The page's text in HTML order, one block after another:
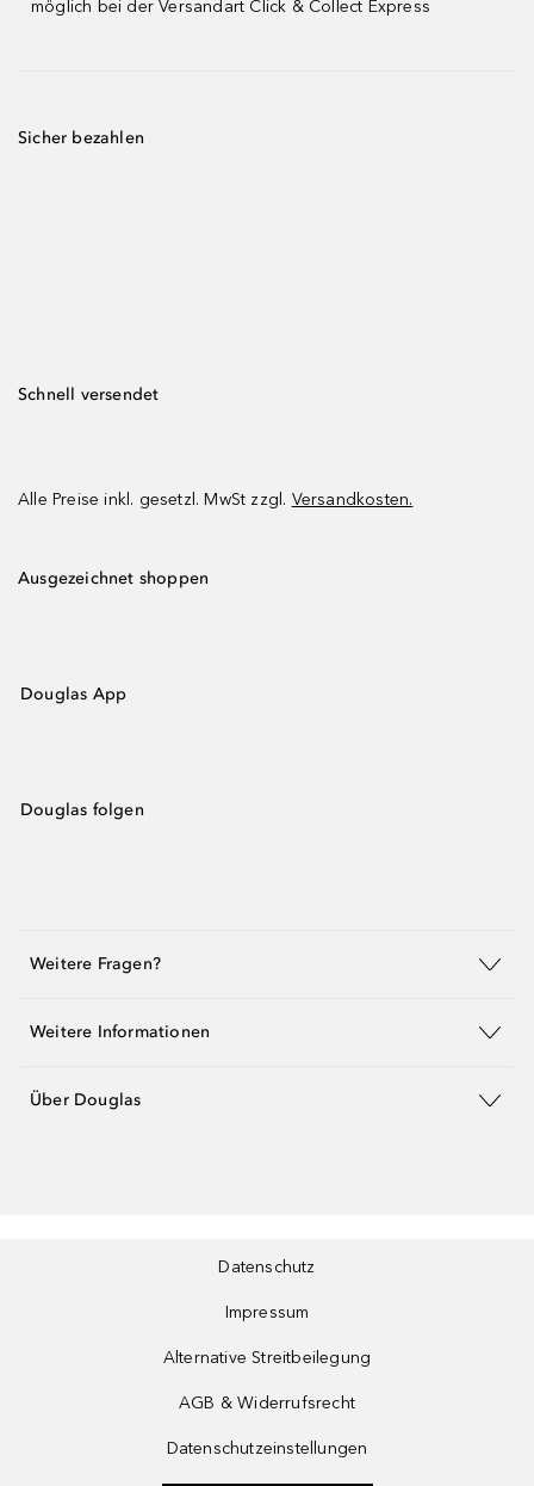
möglich bei der Versandart Click & Collect Express
Sicher bezahlen
Schnell versendet
Alle Preise inkl. gesetzl. MwSt zzgl. Versandkosten.
Ausgezeichnet shoppen
Douglas App
Douglas folgen
Weitere Fragen?
Weitere Informationen
Über Douglas
Datenschutz
Impressum
Alternative Streitbeilegung
AGB & Widerrufsrecht
Datenschutzeinstellungen